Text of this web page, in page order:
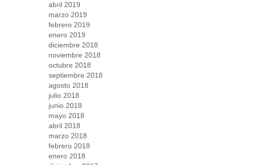
abril 2019
marzo 2019
febrero 2019
enero 2019
diciembre 2018
noviembre 2018
octubre 2018
septiembre 2018
agosto 2018
julio 2018
junio 2018
mayo 2018
abril 2018
marzo 2018
febrero 2018
enero 2018